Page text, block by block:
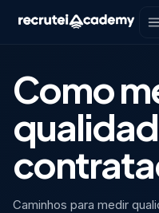
Como
Caminhos para medir